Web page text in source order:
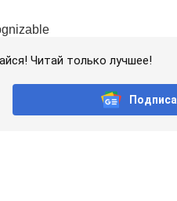
Читай только лучшее!